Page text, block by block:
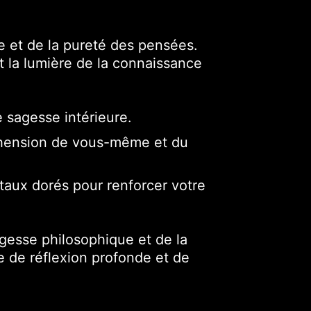
et de la pureté des pensées.
lumière de la connaissance
intérieure.
de vous-même et du
dorés pour renforcer votre
philosophique et de la
de réflexion profonde et de